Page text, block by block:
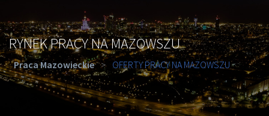
RYNEK PRACY NA MAZOWSZU
Praca Mazowieckie > OFERTY PRACY NA MAZOWSZU